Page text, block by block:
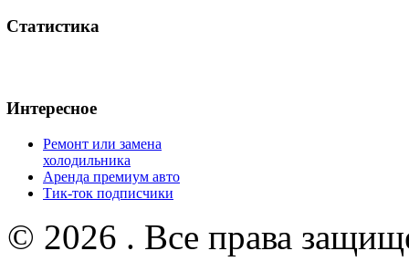
Статистика
Интересное
Ремонт или замена
холодильника
Аренда премиум авто
Тик-ток подписчики
© 2026 . Все права